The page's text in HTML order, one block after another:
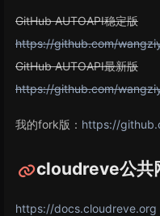
GitHub AUTOAPI稳定版
https://github.com/
GitHub AUTOAPI最新版
https://github.com/
我的fork版： https://
cloudreve公共
https://docs.cloudreve.org